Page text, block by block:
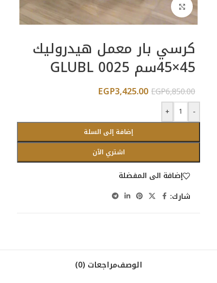
اضغط للتكبير
كرسي بار معمل هيدروليك
45×45سم GLUBL 0025
EGP6,850.00
EGP3,425.00
-
+
إضافة إلى السلة
اشتري الآن
إضافة الى المفضلة
شارك:
الوصفمراجعات (0)